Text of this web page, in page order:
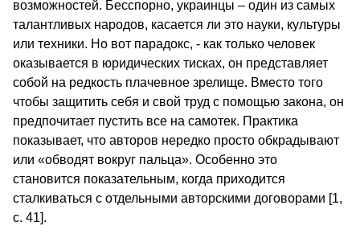
возможностей. Бесспорно, украинцы – один из самых
талантливых народов, касается ли это науки, культуры
или техники. Но вот парадокс, - как только человек
оказывается в юридических тисках, он представляет
собой на редкость плачевное зрелище. Вместо того
чтобы защитить себя и свой труд с помощью закона, он
предпочитает пустить все на самотек. Практика
показывает, что авторов нередко просто обкрадывают
или «обводят вокруг пальца». Особенно это
становится показательным, когда приходится
сталкиваться с отдельными авторскими договорами [1,
с. 41].